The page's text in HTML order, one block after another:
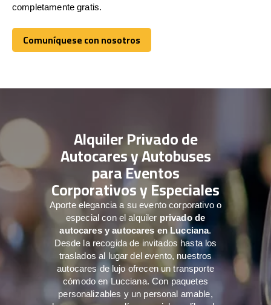
completamente gratis.
Comuníquese con nosotros
Comuníquese con nosotros
Alquiler Privado de
Autocares y Autobuses
para Eventos
Corporativos y Especiales
Aporte elegancia a su evento corporativo o
especial con el alquiler privado de
autocares y autocares en Lucciana.
Desde la recogida de invitados hasta los
traslados al lugar del evento, nuestros
autocares de lujo ofrecen un transporte
cómodo en Lucciana. Con paquetes
personalizables y un personal amable,